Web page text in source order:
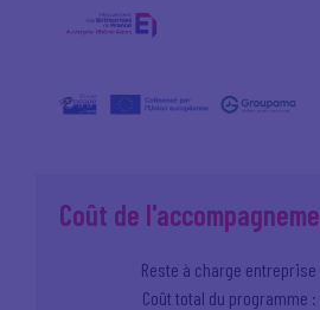
Coût de
Reste à charge entreprise
Coût total du programme :